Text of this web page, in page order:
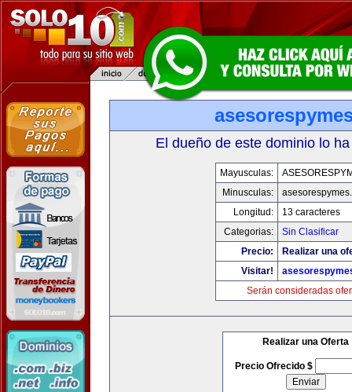
El dueño de este dominio lo
Mayusculas:
Minusculas:
Longitud:
13 caracteres
Categorias:
Sin Clasificar
Precio:
Realizar una
Visitar!
Serán consideradas
Realizar una Oferta
Precio Ofrecido $